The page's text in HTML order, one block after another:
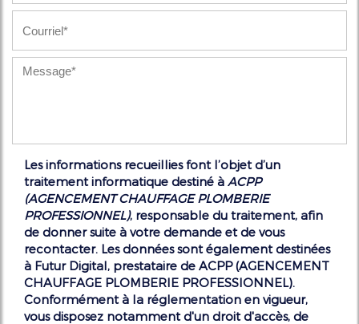
Les informations recueillies font l’objet d’un
traitement informatique destiné à ACPP
(AGENCEMENT CHAUFFAGE PLOMBERIE
PROFESSIONNEL), responsable du traitement, afin
de donner suite à votre demande et de vous
recontacter. Les données sont également destinées
à Futur Digital, prestataire de ACPP (AGENCEMENT
CHAUFFAGE PLOMBERIE PROFESSIONNEL).
Conformément à la réglementation en vigueur,
vous disposez notamment d'un droit d'accès, de